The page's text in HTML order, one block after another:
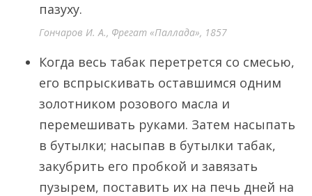
пазуху.
Гончаров И. А., Фрегат «Паллада», 1857
Когда весь табак перетрется со смесью,
его вспрыскивать оставшимся одним
золотником розового масла и
перемешивать руками. Затем насыпать
в бутылки; насыпав в бутылки табак,
закубрить его пробкой и завязать
пузырем, поставить их на печь дней на